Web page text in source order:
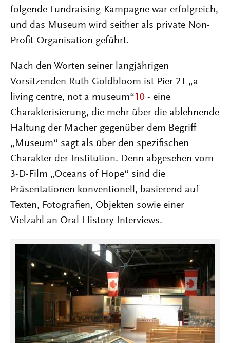
folgende Fundraising-Kampagne war erfolgreich,
und das Museum wird seither als private Non-
Profit-Organisation geführt.
Nach den Worten seiner langjährigen
Vorsitzenden Ruth Goldbloom ist Pier 21 „a
living centre, not a museum“ 10 - eine
Charakterisierung, die mehr über die ablehnende
Haltung der Macher gegenüber dem Begriff
„Museum“ sagt als über den spezifischen
Charakter der Institution. Denn abgesehen vom
3-D-Film „Oceans of Hope“ sind die
Präsentationen konventionell, basierend auf
Texten, Fotografien, Objekten sowie einer
Vielzahl an Oral-History-Interviews.